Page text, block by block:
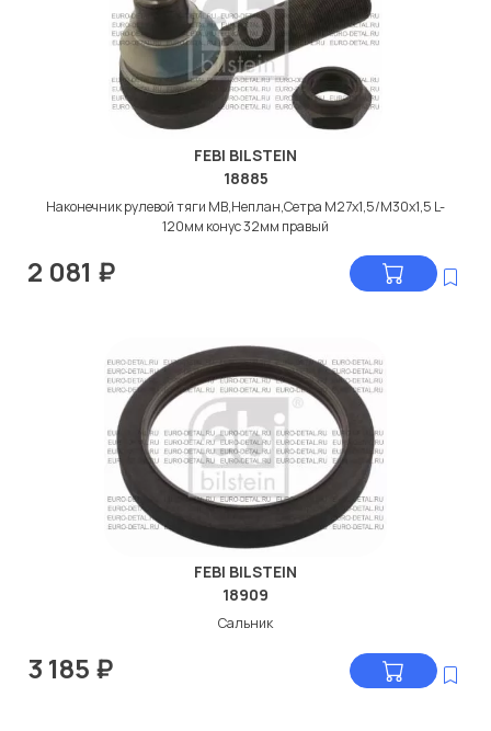
FEBI BILSTEIN
18885
Наконечник рулевой тяги МВ,Неплан,Сетра М27x1,5/М30x1,5 L-
120мм конус 32мм правый
2 081 ₽
FEBI BILSTEIN
18909
Сальник
3 185 ₽